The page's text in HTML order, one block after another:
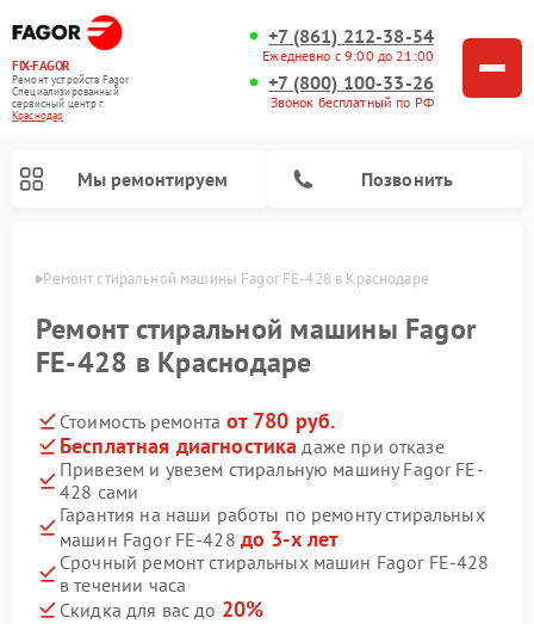
FIX-FAGOR
Ремонт устройств Fagor
Специализированный
cервисный центр г.
Краснодар
+7 (861) 212-38-54
Ежедневно с 9:00 до 21:00
+7 (800) 100-33-26
Звонок бесплатный по РФ
Мы ремонтируем Позвонить
Ремонт стиральной машины Fagor FE-428 в Краснодаре
Ремонт стиральной машины Fagor
FE-428 в Краснодаре
Стоимость ремонта от 780 руб.
Бесплатная диагностика даже при отказе
Привезем и увезем стиральную машину Fagor FE-
428 сами
Гарантия на наши работы по ремонту стиральных
машин Fagor FE-428 до 3-х лет
Срочный ремонт стиральных машин Fagor FE-428
в течении часа
Скидка для вас до 20%